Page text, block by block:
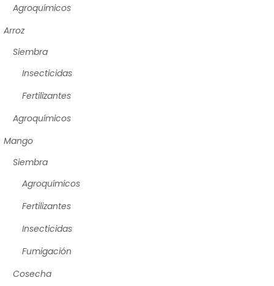
Agroquímicos
Arroz
Siembra
Insecticidas
Fertilizantes
Agroquímicos
Mango
Siembra
Agroquímicos
Fertilizantes
Insecticidas
Fumigación
Cosecha